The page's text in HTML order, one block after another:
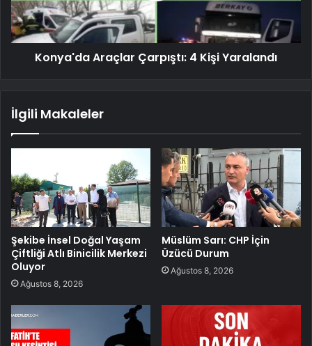
Konya'da Araçlar Çarpıştı: 4 Kişi Yaralandı
İlgili Makaleler
Şekibe İnsel Doğal Yaşam
Çiftliği Atlı Binicilik Merkezi
Oluyor
Ağustos 8, 2026
Müslüm Sarı: CHP İçin
Üzücü Durum
Ağustos 8, 2026